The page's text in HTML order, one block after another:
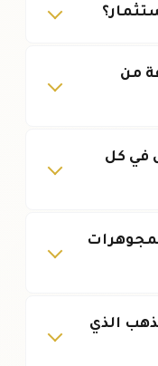
من
في كل
للمجوهرات
الذي